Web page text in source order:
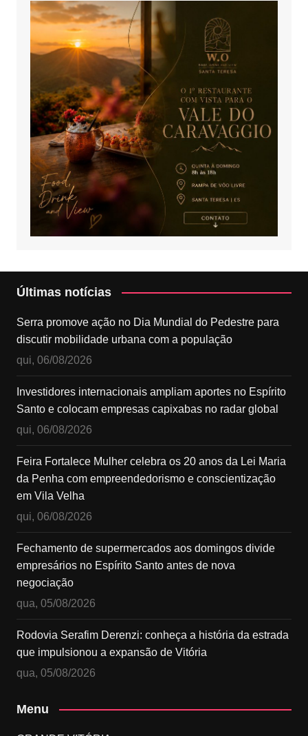
Últimas notícias
Serra promove ação no Dia Mundial do Pedestre para
discutir mobilidade urbana com a população
qui, 06/08/2026
Investidores internacionais ampliam aportes no Espírito
Santo e colocam empresas capixabas no radar global
qui, 06/08/2026
Feira Fortalece Mulher celebra os 20 anos da Lei Maria
da Penha com empreendedorismo e conscientização
em Vila Velha
qui, 06/08/2026
Fechamento de supermercados aos domingos divide
empresários no Espírito Santo antes de nova
negociação
qua, 05/08/2026
Rodovia Serafim Derenzi: conheça a história da estrada
que impulsionou a expansão de Vitória
qua, 05/08/2026
Menu